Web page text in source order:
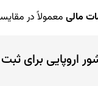
مالیمعمولاً در
اروپایی برای